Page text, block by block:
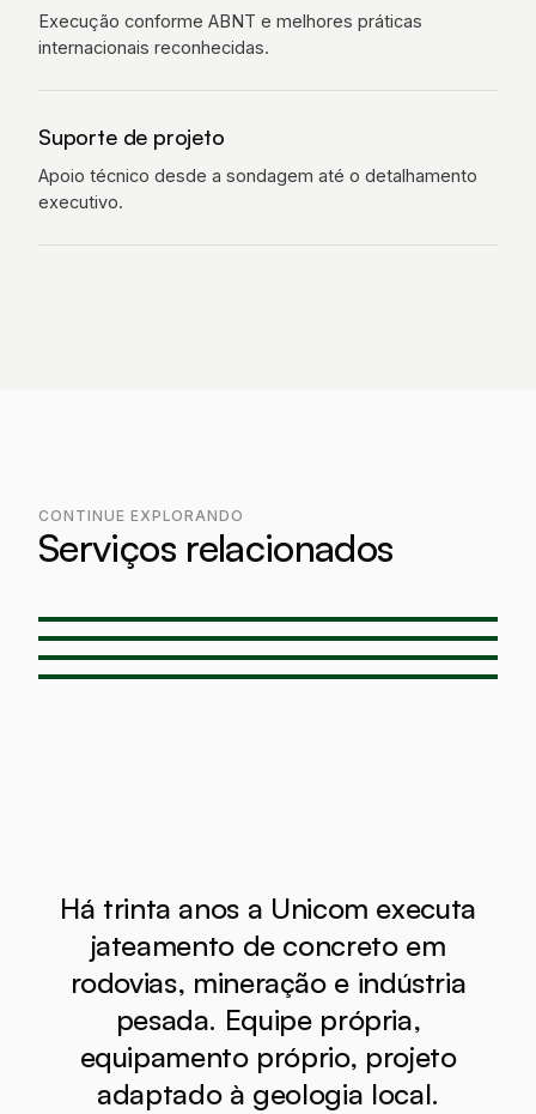
Execução conforme ABNT e melhores práticas
internacionais reconhecidas.
Suporte de projeto
Apoio técnico desde a sondagem até o detalhamento
executivo.
CONTINUE EXPLORANDO
Serviços relacionados
Projeção de concreto refratário →
Concreto projetado em barragem →
Há trinta anos a Unicom executa
jateamento de concreto em
rodovias, mineração e indústria
pesada. Equipe própria,
equipamento próprio, projeto
adaptado à geologia local.